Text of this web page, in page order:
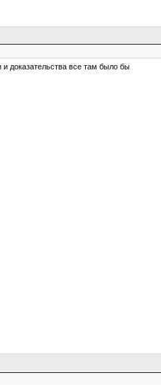
доказательства все там было бы